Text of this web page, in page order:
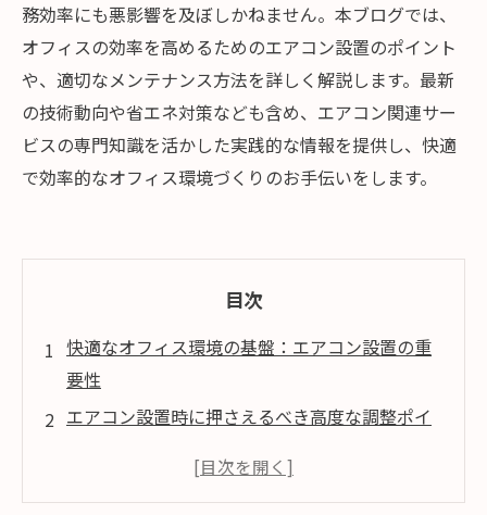
務効率にも悪影響を及ぼしかねません。本ブログでは、
オフィスの効率を高めるためのエアコン設置のポイント
や、適切なメンテナンス方法を詳しく解説します。最新
の技術動向や省エネ対策なども含め、エアコン関連サー
ビスの専門知識を活かした実践的な情報を提供し、快適
で効率的なオフィス環境づくりのお手伝いをします。
目次
快適なオフィス環境の基盤：エアコン設置の重
要性
エアコン設置時に押さえるべき高度な調整ポイ
日常メンテナンスが左右するエアコンの寿命と